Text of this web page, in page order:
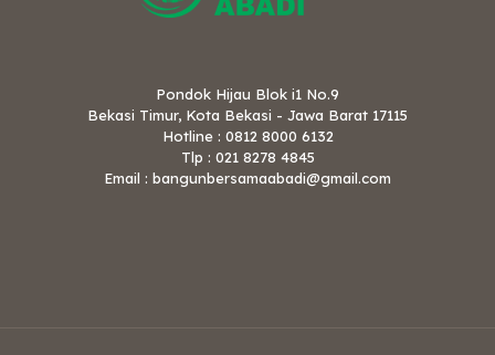
Pondok Hijau Blok i1 No.9
Bekasi Timur, Kota Bekasi - Jawa Barat 17115
Hotline : 0812 8000 6132
Tlp : 021 8278 4845
Email : bangunbersamaabadi@gmail.com